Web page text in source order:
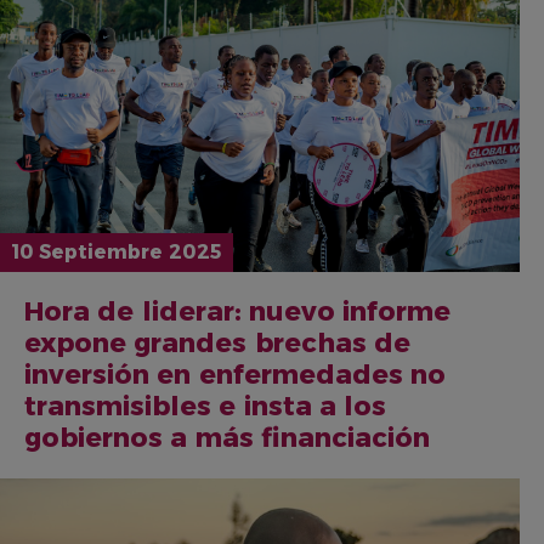
10 Septiembre 2025
Hora de liderar: nuevo informe
expone grandes brechas de
inversión en enfermedades no
transmisibles e insta a los
gobiernos a más financiación